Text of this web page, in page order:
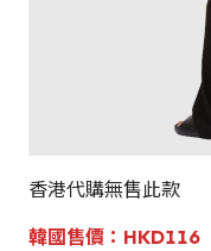
香港代購無售此款
韓國售價：HKD116